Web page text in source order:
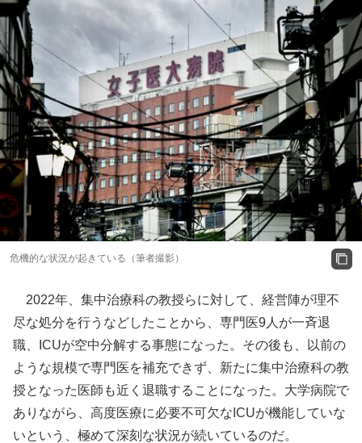
危機的な状況が起きている（筆者撮影）
2022年、集中治療科の教授らに対して、経営陣が理不
尽な処分を行うなどしたことから、専門医9人が一斉退
職、ICUが空中分解する事態になった。その後も、以前の
ような規模で専門医を補充できず、新たに集中治療科の教
授となった医師も近く退職することになった。大学病院で
ありながら、高度医療に必要不可欠なICUが機能していな
いという、極めて深刻な状況が続いているのだ。